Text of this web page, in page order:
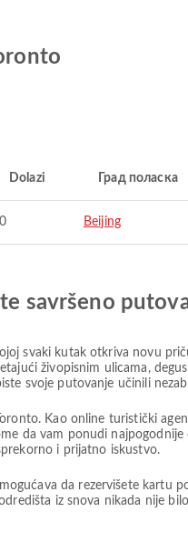
Dolazi Град поласка
Beijing
savršeno
svaki kutak otkriva novu
živopisnim ulicama,
svoje putovanje učinili
Kao online turistički
da vam ponudi
i prijatno iskustvo.
da rezervišete kartu
iz snova nikada nije